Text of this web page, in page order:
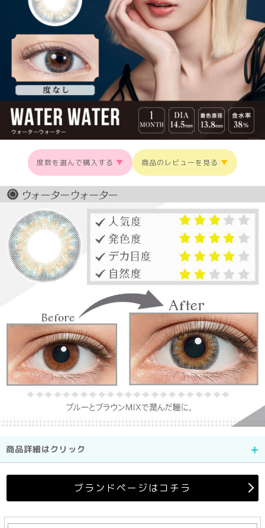
度数を選んで購入する ▼ 商品のレビューを見る ▼
商品詳細はクリック
ブランドページはコチラ